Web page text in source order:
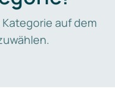
auf dem